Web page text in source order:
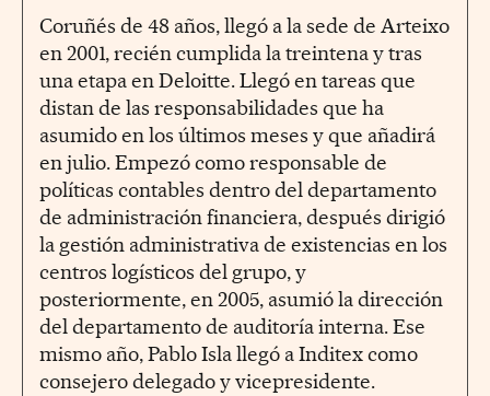
Coruñés de 48 años, llegó a la sede de Arteixo
en 2001, recién cumplida la treintena y tras
una etapa en Deloitte. Llegó en tareas que
distan de las responsabilidades que ha
asumido en los últimos meses y que añadirá
en julio. Empezó como responsable de
políticas contables dentro del departamento
de administración financiera, después dirigió
la gestión administrativa de existencias en los
centros logísticos del grupo, y
posteriormente, en 2005, asumió la dirección
del departamento de auditoría interna. Ese
mismo año, Pablo Isla llegó a Inditex como
consejero delegado y vicepresidente.